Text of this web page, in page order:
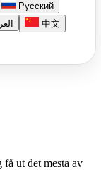
Русский
中文
ut det mesta av